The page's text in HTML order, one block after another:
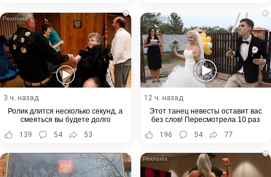
i
3 ч. назад
Ролик длится несколько секунд, а
смеяться вы будете долго
139
54 53
i
12 ч. назад
Этот танец невесты оставит вас
без слов! Пересмотрела 10 раз
196
54 77
i